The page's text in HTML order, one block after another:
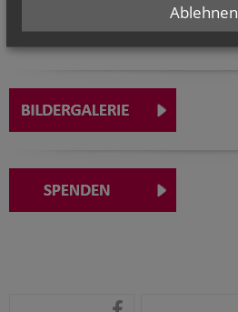
AGO - Die Actionmesse für Kids
Ablehnen